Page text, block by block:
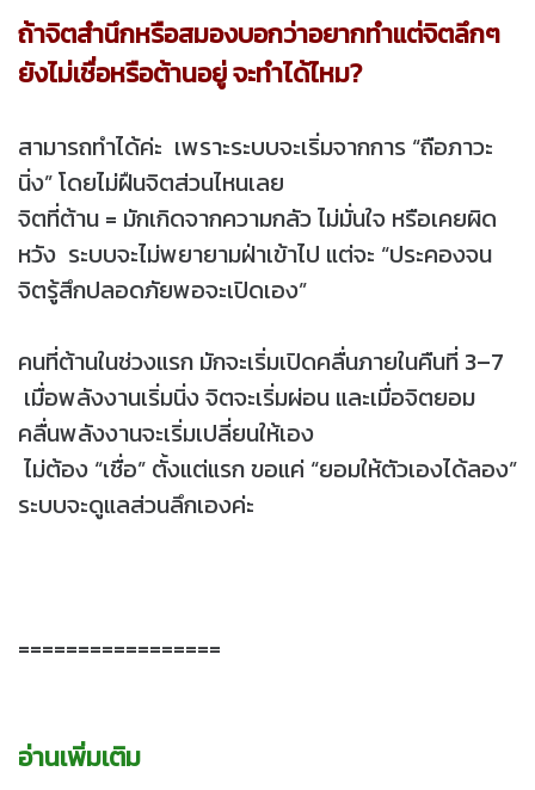
ถ้าจิตสำนึกหรือสมองบอกว่าอยากทำแต่จิตลึกๆ
ยังไม่เชื่อหรือต้านอยู่ จะทำได้ไหม?
สามารถทำได้ค่ะ เพราะระบบจะเริ่มจากการ “ถือภาวะ
นิ่ง” โดยไม่ฝืนจิตส่วนไหนเลย
จิตที่ต้าน = มักเกิดจากความกลัว ไม่มั่นใจ หรือเคยผิด
หวัง ระบบจะไม่พยายามฝ่าเข้าไป แต่จะ “ประคองจน
จิตรู้สึกปลอดภัยพอจะเปิดเอง”
คนที่ต้านในช่วงแรก มักจะเริ่มเปิดคลื่นภายในคืนที่ 3–7
เมื่อพลังงานเริ่มนิ่ง จิตจะเริ่มผ่อน และเมื่อจิตยอม
คลื่นพลังงานจะเริ่มเปลี่ยนให้เอง
ไม่ต้อง “เชื่อ” ตั้งแต่แรก ขอแค่ “ยอมให้ตัวเองได้ลอง”
ระบบจะดูแลส่วนลึกเองค่ะ
=================
อ่านเพิ่มเติม